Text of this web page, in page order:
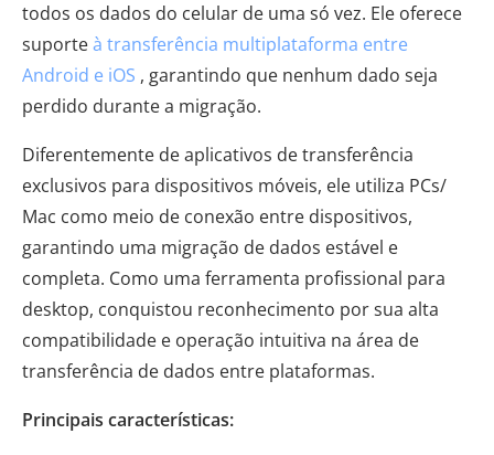
todos os dados do celular de uma só vez. Ele oferece
suporteà transferência multiplataforma entre
Android e iOS , garantindo que nenhum dado seja
perdido durante a migração.
Diferentemente de aplicativos de transferência
exclusivos para dispositivos móveis, ele utiliza PCs/
Mac como meio de conexão entre dispositivos,
garantindo uma migração de dados estável e
completa. Como uma ferramenta profissional para
desktop, conquistou reconhecimento por sua alta
compatibilidade e operação intuitiva na área de
transferência de dados entre plataformas.
Principais características: